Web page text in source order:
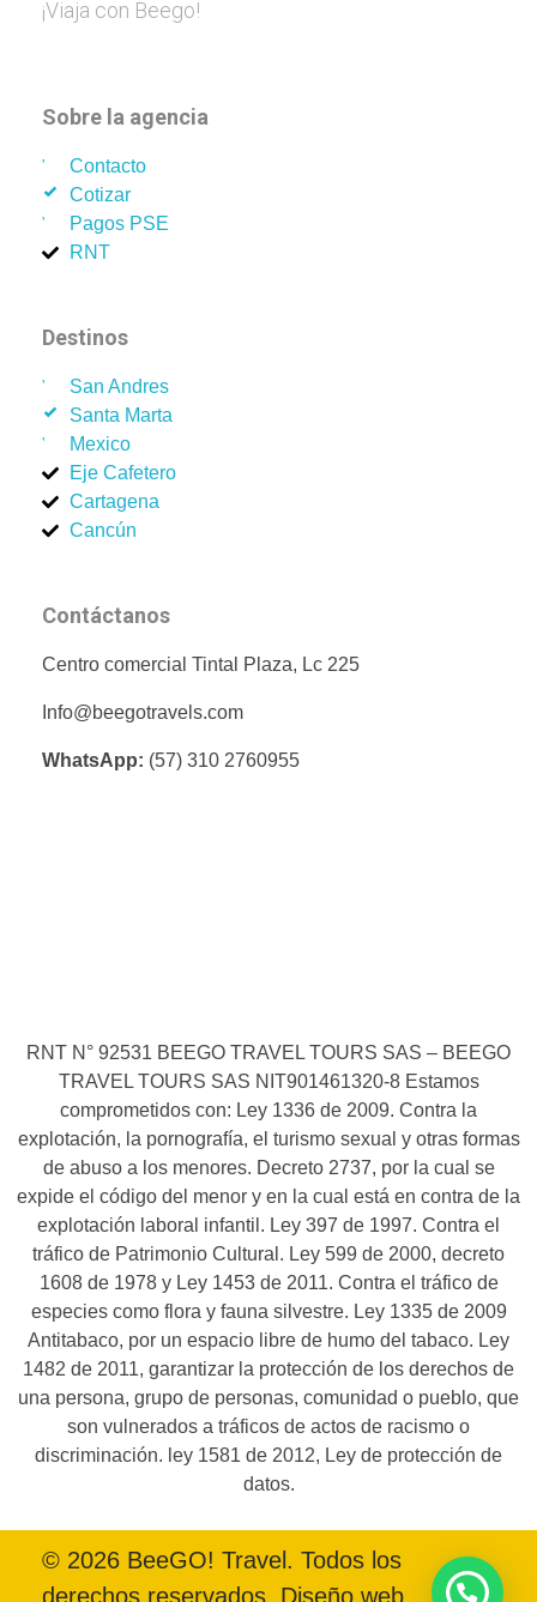
¡Viaja con Beego!
Sobre la agencia
Contacto
Cotizar
Pagos PSE
RNT
Destinos
San Andres
Santa Marta
Mexico
Eje Cafetero
Cartagena
Cancún
Contáctanos
Centro comercial Tintal Plaza, Lc 225
Info@beegotravels.com
WhatsApp: (57) 310 2760955
RNT N° 92531 BEEGO TRAVEL TOURS SAS – BEEGO
TRAVEL TOURS SAS NIT901461320-8 Estamos
comprometidos con: Ley 1336 de 2009. Contra la
explotación, la pornografía, el turismo sexual y otras formas
de abuso a los menores. Decreto 2737, por la cual se
expide el código del menor y en la cual está en contra de la
explotación laboral infantil. Ley 397 de 1997. Contra el
tráfico de Patrimonio Cultural. Ley 599 de 2000, decreto
1608 de 1978 y Ley 1453 de 2011. Contra el tráfico de
especies como flora y fauna silvestre. Ley 1335 de 2009
Antitabaco, por un espacio libre de humo del tabaco. Ley
1482 de 2011, garantizar la protección de los derechos de
una persona, grupo de personas, comunidad o pueblo, que
son vulnerados a tráficos de actos de racismo o
discriminación. ley 1581 de 2012, Ley de protección de
datos.
© 2026 BeeGO! Travel. Todos los
derechos reservados. Diseño web